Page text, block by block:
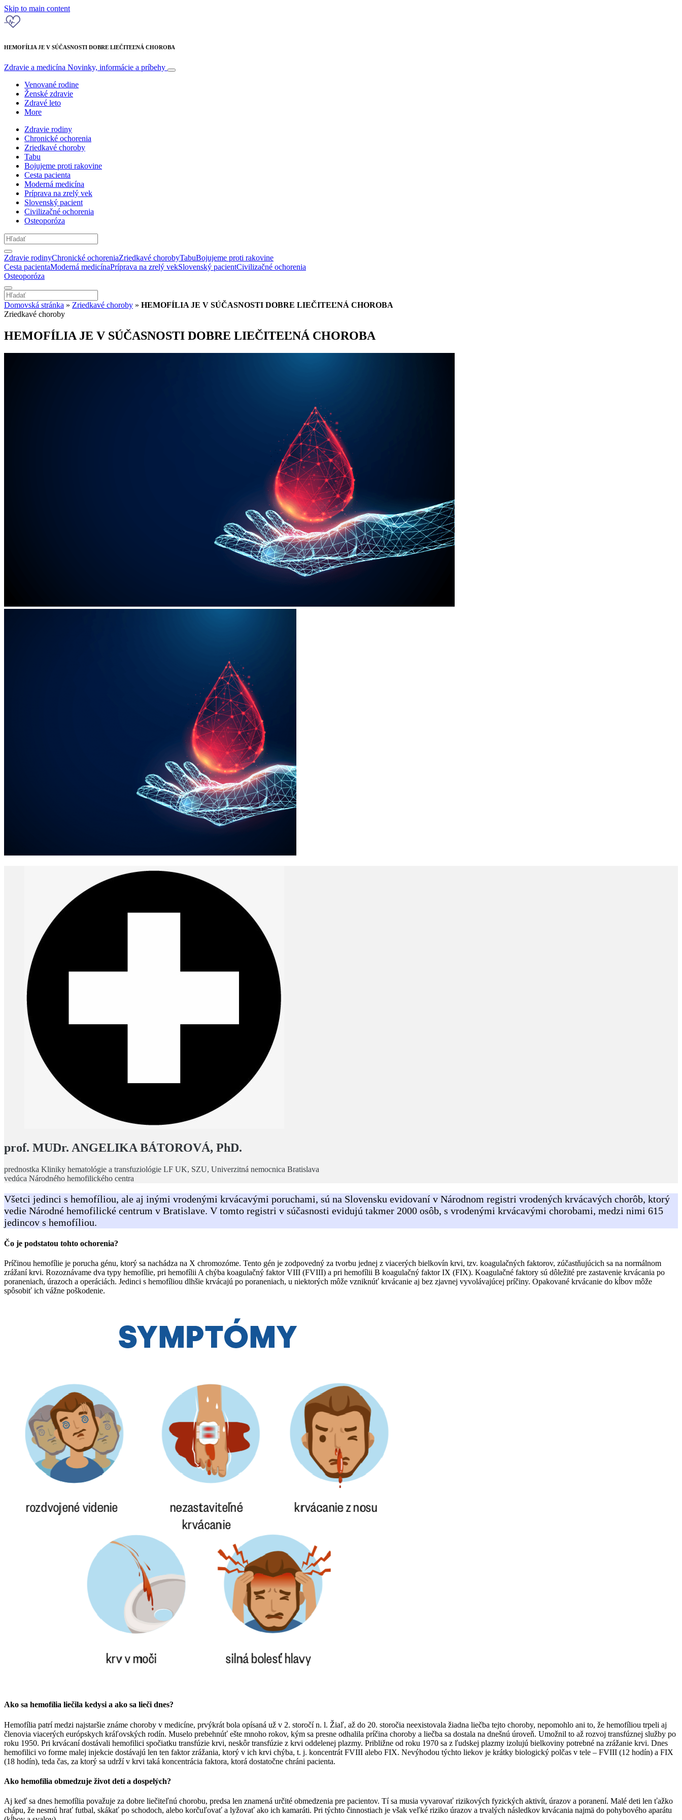
Skip to main content
HEMOFÍLIA JE V SÚČASNOSTI DOBRE LIEČITEĽNÁ CHOROBA
Zdravie a medicína Novinky, informácie a príbehy
Venované rodine
Ženské zdravie
Zdravé leto
More
Zdravie rodiny
Chronické ochorenia
Zriedkavé choroby
Tabu
Bojujeme proti rakovine
Cesta pacienta
Moderná medicína
Príprava na zrelý vek
Slovenský pacient
Civilizačné ochorenia
Osteoporóza
Zdravie rodinyChronické ochoreniaZriedkavé chorobyTabuBojujeme proti rakovine
Cesta pacientaModerná medicínaPríprava na zrelý vekSlovenský pacientCivilizačné ochorenia
Osteoporóza
Domovská stránka » Zriedkavé choroby » HEMOFÍLIA JE V SÚČASNOSTI DOBRE LIEČITEĽNÁ CHOROBA
Zriedkavé choroby
HEMOFÍLIA JE V SÚČASNOSTI DOBRE LIEČITEĽNÁ CHOROBA
prof. MUDr. ANGELIKA BÁTOROVÁ, PhD.
prednostka Kliniky hematológie a transfuziológie LF UK, SZU, Univerzitná nemocnica Bratislava
vedúca Národného hemofilického centra
Všetci jedinci s hemofíliou, ale aj inými vrodenými krvácavými poruchami, sú na Slovensku evidovaní v Národnom registri vrodených krvácavých chorôb, ktorý
vedie Národné hemofilické centrum v Bratislave. V tomto registri v súčasnosti evidujú takmer 2000 osôb, s vrodenými krvácavými chorobami, medzi nimi 615
jedincov s hemofíliou.
Čo je podstatou tohto ochorenia?
Príčinou hemofílie je porucha génu, ktorý sa nachádza na X chromozóme. Tento gén je zodpovedný za tvorbu jednej z viacerých bielkovín krvi, tzv. koagulačných faktorov, zúčastňujúcich sa na normálnom
zrážaní krvi. Rozoznávame dva typy hemofílie, pri hemofílii A chýba koagulačný faktor VIII (FVIII) a pri hemofílii B koagulačný faktor IX (FIX). Koagulačné faktory sú dôležité pre zastavenie krvácania po
poraneniach, úrazoch a operáciách. Jedinci s hemofíliou dlhšie krvácajú po poraneniach, u niektorých môže vzniknúť krvácanie aj bez zjavnej vyvolávajúcej príčiny. Opakované krvácanie do kĺbov môže
spôsobiť ich vážne poškodenie.
Ako sa hemofília liečila kedysi a ako sa lieči dnes?
Hemofília patrí medzi najstaršie známe choroby v medicíne, prvýkrát bola opísaná už v 2. storočí n. l. Žiaľ, až do 20. storočia neexistovala žiadna liečba tejto choroby, nepomohlo ani to, že hemofíliou trpeli aj
členovia viacerých európskych kráľovských rodín. Muselo prebehnúť ešte mnoho rokov, kým sa presne odhalila príčina choroby a liečba sa dostala na dnešnú úroveň. Umožnil to až rozvoj transfúznej služby po
roku 1950. Pri krvácaní dostávali hemofilici spočiatku transfúzie krvi, neskôr transfúzie z krvi oddelenej plazmy. Približne od roku 1970 sa z ľudskej plazmy izolujú bielkoviny potrebné na zrážanie krvi. Dnes
hemofilici vo forme malej injekcie dostávajú len ten faktor zrážania, ktorý v ich krvi chýba, t. j. koncentrát FVIII alebo FIX. Nevýhodou týchto liekov je krátky biologický polčas v tele – FVIII (12 hodín) a FIX
(18 hodín), teda čas, za ktorý sa udrží v krvi taká koncentrácia faktora, ktorá dostatočne chráni pacienta.
Ako hemofília obmedzuje život detí a dospelých?
Aj keď sa dnes hemofília považuje za dobre liečiteľnú chorobu, predsa len znamená určité obmedzenia pre pacientov. Tí sa musia vyvarovať rizikových fyzických aktivít, úrazov a poranení. Malé deti len ťažko
chápu, že nesmú hrať futbal, skákať po schodoch, alebo korčuľovať a lyžovať ako ich kamaráti. Pri týchto činnostiach je však veľké riziko úrazov a trvalých následkov krvácania najmä do pohybového aparátu